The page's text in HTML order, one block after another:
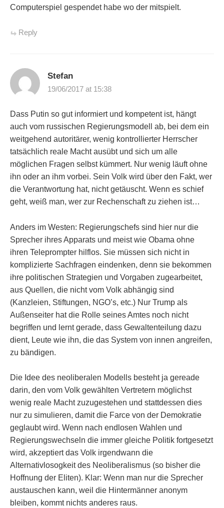
Computerspiel gespendet habe wo der mitspielt.
Reply
Stefan
19/06/2017 at 15:38
Dass Putin so gut informiert und kompetent ist, hängt
auch vom russischen Regierungsmodell ab, bei dem ein
weitgehend autoritärer, wenig kontrollierter Herrscher
tatsächlich reale Macht ausübt und sich um alle
möglichen Fragen selbst kümmert. Nur wenig läuft ohne
ihn oder an ihm vorbei. Sein Volk wird über den Fakt, wer
die Verantwortung hat, nicht getäuscht. Wenn es schief
geht, weiß man, wer zur Rechenschaft zu ziehen ist…
Anders im Westen: Regierungschefs sind hier nur die
Sprecher ihres Apparats und meist wie Obama ohne
ihren Teleprompter hilflos. Sie müssen sich nicht in
komplizierte Sachfragen eindenken, denn sie bekommen
ihre politischen Strategien und Vorgaben zugearbeitet,
aus Quellen, die nicht vom Volk abhängig sind
(Kanzleien, Stiftungen, NGO’s, etc.) Nur Trump als
Außenseiter hat die Rolle seines Amtes noch nicht
begriffen und lernt gerade, dass Gewaltenteilung dazu
dient, Leute wie ihn, die das System von innen angreifen,
zu bändigen.
Die Idee des neoliberalen Modells besteht ja gereade
darin, den vom Volk gewählten Vertretern möglichst
wenig reale Macht zuzugestehen und stattdessen dies
nur zu simulieren, damit die Farce von der Demokratie
geglaubt wird. Wenn nach endlosen Wahlen und
Regierungswechseln die immer gleiche Politik fortgesetzt
wird, akzeptiert das Volk irgendwann die
Alternativlosogkeit des Neoliberalismus (so bisher die
Hoffnung der Eliten). Klar: Wenn man nur die Sprecher
austauschen kann, weil die Hintermänner anonym
bleiben, kommt nichts anderes raus.